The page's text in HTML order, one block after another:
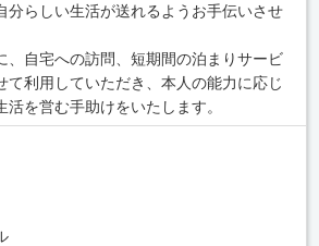
分らしい生活が送れるようお手伝いさせ
、自宅への訪問、短期間の泊まりサービ
て利用していただき、本人の能力に応じ
を営む手助けをいたします。